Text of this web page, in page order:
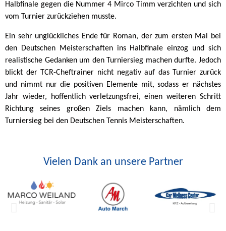
Halbfinale gegen die Nummer 4 Mirco Timm verzichten und sich
vom Turnier zurückziehen musste.
Ein sehr unglückliches Ende für Roman, der zum ersten Mal bei
den Deutschen Meisterschaften ins Halbfinale einzog und sich
realistische Gedanken um den Turniersieg machen durfte. Jedoch
blickt der TCR-Cheftrainer nicht negativ auf das Turnier zurück
und nimmt nur die positiven Elemente mit, sodass er nächstes
Jahr wieder, hoffentlich verletzungsfrei, einen weiteren Schritt
Richtung seines großen Ziels machen kann, nämlich dem
Turniersieg bei den Deutschen Tennis Meisterschaften.
Vielen Dank an unsere Partner